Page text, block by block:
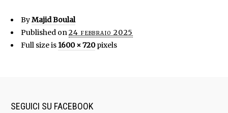
ByMajid Boulal
Published on24 febbraio 2025
Full size is1600 × 720pixels
SEGUICI SU FACEBOOK